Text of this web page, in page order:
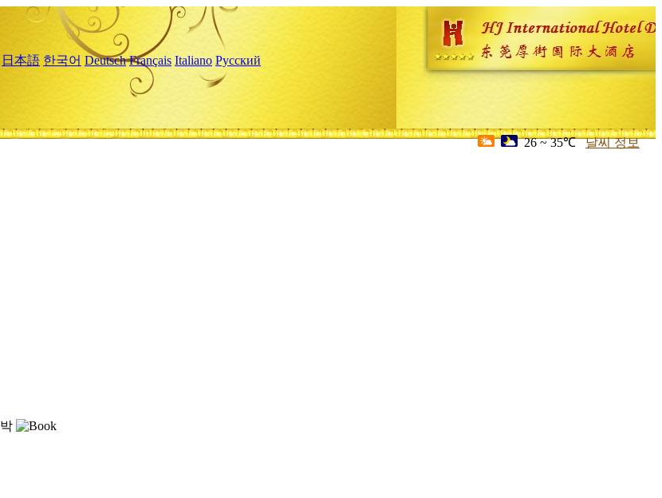
日本語 한국어 Deutsch Français Italiano Русский
26 ~ 35℃ 날씨 정보
박